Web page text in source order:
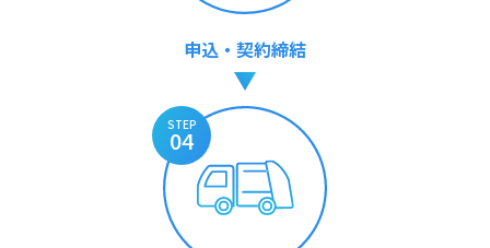
申込・契約締結
STEP
04